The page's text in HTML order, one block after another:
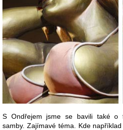
S Ondřejem jsme se bavili také o
samby. Zajímavé téma. Kde